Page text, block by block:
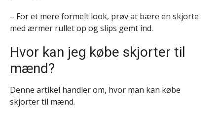
– For et mere formelt look, prøv at bære en skjorte
med ærmer rullet op og slips gemt ind.
Hvor kan jeg købe skjorter til
mænd?
Denne artikel handler om, hvor man kan købe
skjorter til mænd.